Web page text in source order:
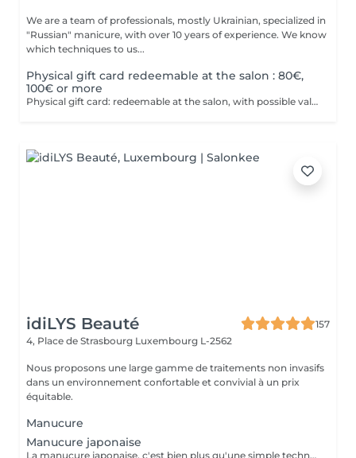
We are a team of professionals, mostly Ukrainian, specialized in
"Russian" manicure, with over 10 years of experience. We know
which techniques to us...
Physical gift card redeemable at the salon : 80€,
100€ or more
Physical gift card: redeemable at the salon, with possible values of 80€, 100€, or more than 100€. Electronic gift card: redeemable via email, with any value of your choice, available for purchase here on this website. Our gift vouchers are valid for all our services and can be used multiple times.
idiLYS Beauté
157
4, Place de Strasbourg Luxembourg L-2562
Nous proposons une large gamme de traitements non invasifs
dans un environnement confortable et convivial à un prix
équitable.
Manucure
Manucure japonaise
La manucure japonaise, c'est bien plus qu'une simple technique de soin des ongles. Le but, c'est vraiment de redonner de l'éclat et de la vitalité aux ongles. Des ingrédients naturels sont utilisés pour chouchouter les ongles et mettre en valeur leur beauté innée : - on nourrit et on renforce les ongles avec des produits comme la cire d'abeille, le lait de riz et le soja. - on utilise des outils spécifiques et des techniques toutes douces, comme un polissage délicat et l'application de pâtes riches en nutriments.